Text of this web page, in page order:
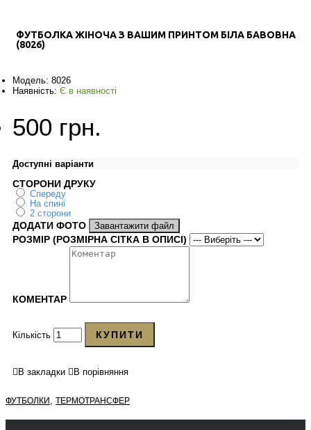
ФУТБОЛКА ЖІНОЧА З ВАШИМ ПРИНТОМ БІЛА БАВОВНА
(8026)
Модель: 8026
Наявність: Є в наявності
500 грн.
Доступні варіанти
СТОРОНИ ДРУКУ
Спереду
На спині
2 сторони
ДОДАТИ ФОТО Завантажити файл
РОЗМІР (РОЗМІРНА СІТКА В ОПИСІ)
КОМЕНТАР
Кількість КУПИТИ
В закладки В порівняння
ФУТБОЛКИ , ТЕРМОТРАНСФЕР